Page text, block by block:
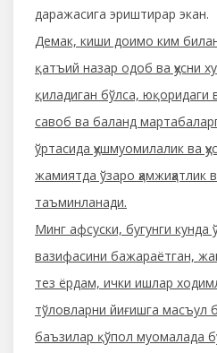
даражасига эриштирар экан.
Демак, киши доимо ким
қатъий назар одоб ва ҳусни
қиладиган бўлса, юқоридаги
савоб ва баланд
ўртасида ҳушмуомилалик ва
жамиятда ўзаро ҳамжиҳатлик
таъминланади.
Минг афсуски, бугунги кунда
вазифасини бажараётган,
тез ёрдам, ички ишлар
тўловларни йиғишга масъул
баъзилар қўпол муомалада